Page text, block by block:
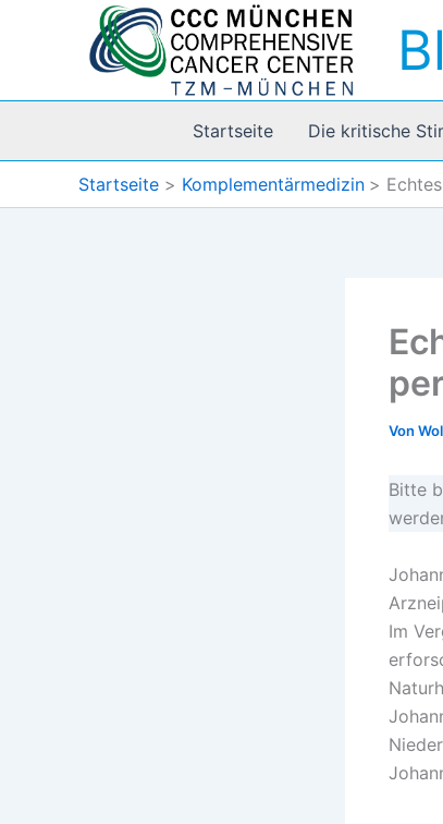
Startseite Die kritische
Startseite Komplementärmedizin
Von
Bitte
Im